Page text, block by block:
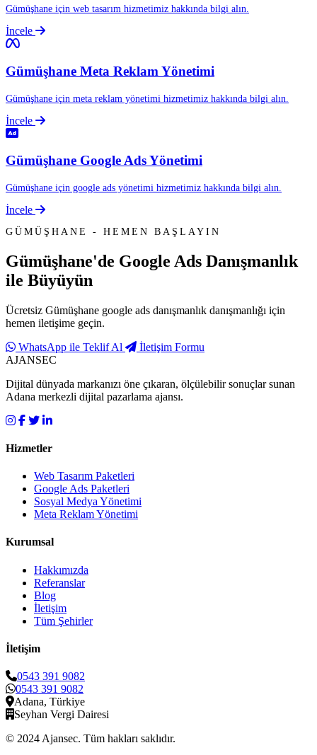
Gümüşhane için web tasarım hizmetimiz hakkında bilgi alın.
İncele
Gümüşhane Meta Reklam Yönetimi
Gümüşhane için meta reklam yönetimi hizmetimiz hakkında bilgi alın.
İncele
Gümüşhane Google Ads Yönetimi
Gümüşhane için google ads yönetimi hizmetimiz hakkında bilgi alın.
İncele
GÜMÜŞHANE - HEMEN BAŞLAYIN
Gümüşhane'de Google Ads Danışmanlık
ile Büyüyün
Ücretsiz Gümüşhane google ads danışmanlık danışmanlığı için
hemen iletişime geçin.
WhatsApp ile Teklif Al
İletişim Formu
AJANSEC
Dijital dünyada markanızı öne çıkaran, ölçülebilir sonuçlar sunan
Adana merkezli dijital pazarlama ajansı.
Hizmetler
Web Tasarım Paketleri
Google Ads Paketleri
Sosyal Medya Yönetimi
Meta Reklam Yönetimi
Kurumsal
Hakkımızda
Referanslar
Blog
İletişim
Tüm Şehirler
İletişim
0543 391 9082
0543 391 9082
Adana, Türkiye
Seyhan Vergi Dairesi
© 2024 Ajansec. Tüm hakları saklıdır.